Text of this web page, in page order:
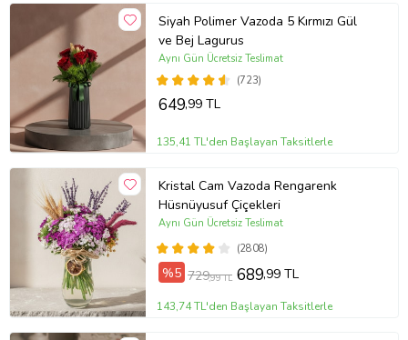
Siyah Polimer Vazoda 5 Kırmızı Gül
ve Bej Lagurus
(723)
Aynı Gün Ücretsiz Teslimat
649,99 TL
135,41 TL'den Başlayan Taksitlerle
Kristal Cam Vazoda Rengarenk
Hüsnüyusuf Çiçekleri
(2808)
Aynı Gün Ücretsiz Teslimat
%5 729,99 TL 689,99 TL
143,74 TL'den Başlayan Taksitlerle